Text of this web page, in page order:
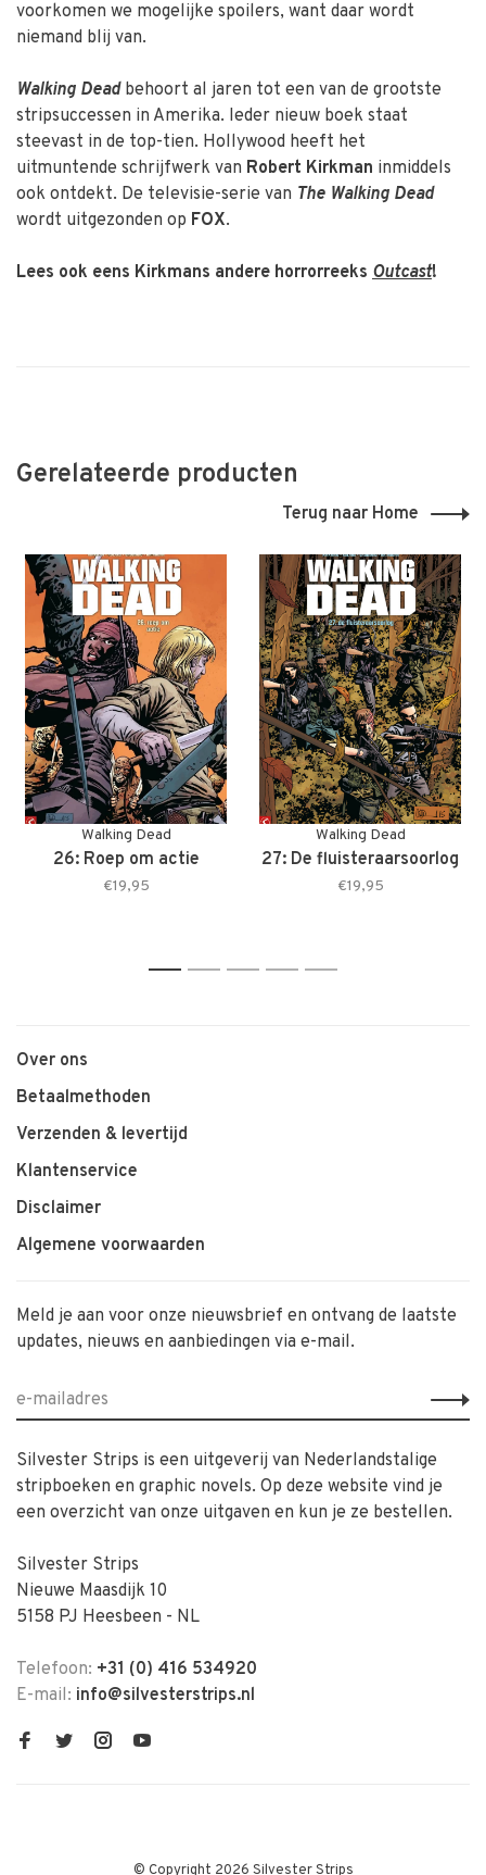
voorkomen we mogelijke spoilers, want daar wordt
niemand blij van.
Walking Deadbehoort al jaren tot een van de grootste
stripsuccessen in Amerika. Ieder nieuw boek staat
steevast in de top-tien. Hollywood heeft het
uitmuntende schrijfwerk van Robert Kirkman inmiddels
ook ontdekt. De televisie-serie van The Walking Dead
wordt uitgezonden op FOX.
Lees ook eens Kirkmans andere horrorreeks Outcast!
Gerelateerde producten
Terug naar Home
Walking Dead
26: Roep om actie
€19,95
Walking Dead
27: De fluisteraarsoorlog
€19,95
1 2 3 4 5
Over ons
Betaalmethoden
Verzenden & levertijd
Klantenservice
Disclaimer
Algemene voorwaarden
Meld je aan voor onze nieuwsbrief en ontvang de laatste
updates, nieuws en aanbiedingen via e-mail.
Silvester Strips is een uitgeverij van Nederlandstalige
stripboeken en graphic novels. Op deze website vind je
een overzicht van onze uitgaven en kun je ze bestellen.
Silvester Strips
Nieuwe Maasdijk 10
5158 PJ Heesbeen - NL
Telefoon: +31 (0) 416 534920
E-mail: info@silvesterstrips.nl
© Copyright 2026 Silvester Strips